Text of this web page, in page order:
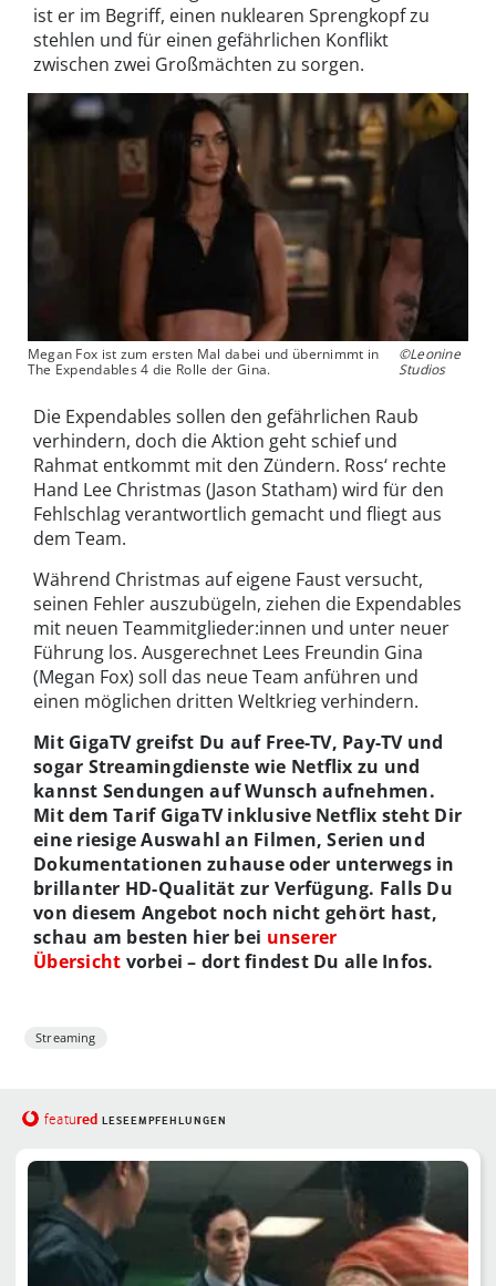
ist er im Begriff, einen nuklearen Sprengkopf zu
stehlen und für einen gefährlichen Konflikt
zwischen zwei Großmächten zu sorgen.
Megan Fox ist zum ersten Mal dabei und übernimmt in
The Expendables 4 die Rolle der Gina.
©Leonine
Studios
Die Expendables sollen den gefährlichen Raub
verhindern, doch die Aktion geht schief und
Rahmat entkommt mit den Zündern. Ross‘ rechte
Hand Lee Christmas (Jason Statham) wird für den
Fehlschlag verantwortlich gemacht und fliegt aus
dem Team.
Während Christmas auf eigene Faust versucht,
seinen Fehler auszubügeln, ziehen die Expendables
mit neuen Teammitglieder:innen und unter neuer
Führung los. Ausgerechnet Lees Freundin Gina
(Megan Fox) soll das neue Team anführen und
einen möglichen dritten Weltkrieg verhindern.
Mit GigaTV greifst Du auf Free-TV, Pay-TV und
sogar Streamingdienste wie Netflix zu und
kannst Sendungen auf Wunsch aufnehmen.
Mit dem Tarif GigaTV inklusive Netflix steht Dir
eine riesige Auswahl an Filmen, Serien und
Dokumentationen zuhause oder unterwegs in
brillanter HD-Qualität zur Verfügung. Falls Du
von diesem Angebot noch nicht gehört hast,
schau am besten hier bei unserer
Übersicht vorbei – dort findest Du alle Infos.
Streaming
featured LESEEMPFEHLUNGEN